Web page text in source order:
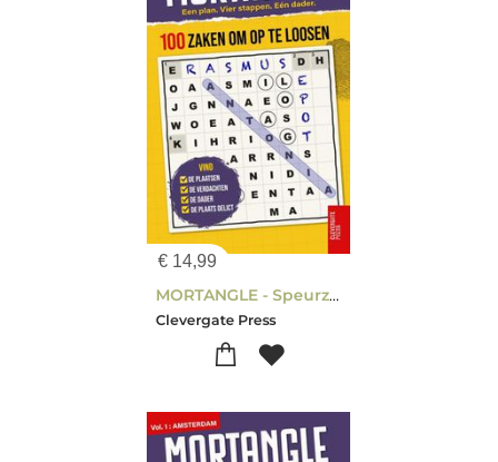
€ 14,99
MORTANGLE - Speurzaken in Rotterdam
Clevergate Press